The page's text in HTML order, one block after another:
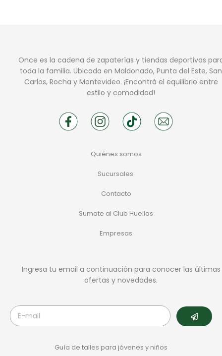
Once es la cadena de zapaterías y tiendas deportivas
toda la familia. Ubicada en Maldonado, Punta del Este, San
Carlos, Rocha y Montevideo. ¡Encontrá el equilibrio entre
estilo y comodidad!
Quiénes somos
Sucursales
Contacto
Sumate al Club Huellas
Empresas
Ingresa tu email a continuación para conocer las últimas
ofertas y novedades.
Guía de talles para jóvenes y niños